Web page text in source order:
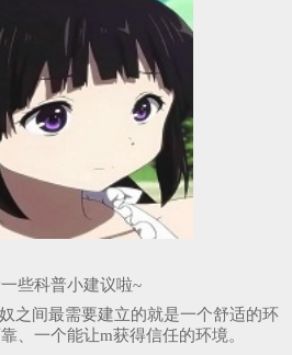
些科普小建议啦~
之间最需要建立的就是一个舒适的环
、一个能让m获得信任的环境。